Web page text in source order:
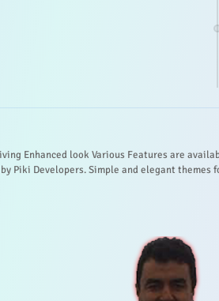
Enhanced look Various Features are
Piki Developers. Simple and elegant themes